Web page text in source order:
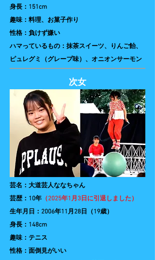
身長：151cm
趣味：料理、お菓子作り
​性格：負けず嫌い
ハマっているもの：抹茶スイーツ、りんご飴、
ピュレグミ（グレープ味）、オニオンサーモン
​次女
芸名：大道芸人ななちゃん
​芸歴：10年 （2025年1月3日に引退しました）
生年月日：2006年11月28日（19歳）
身長：148cm
趣味：テニス
​性格：面倒見がいい